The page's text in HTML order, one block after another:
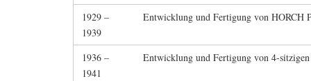
1929 –
1939
Entwicklung und Fertigung von HORCH
1936 –
1941
Entwicklung und Fertigung von 4-